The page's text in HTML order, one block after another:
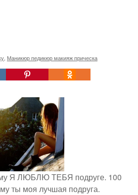
Маникюр педикюр макияж прическа
Я ЛЮБЛЮ ТЕБЯ подруге. 100
ты моя лучшая подруга.